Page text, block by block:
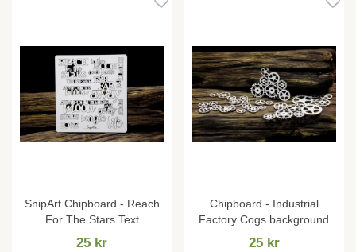
SnipArt Chipboard - Reach
For The Stars Text
25 kr
Chipboard - Industrial
Factory Cogs background
25 kr